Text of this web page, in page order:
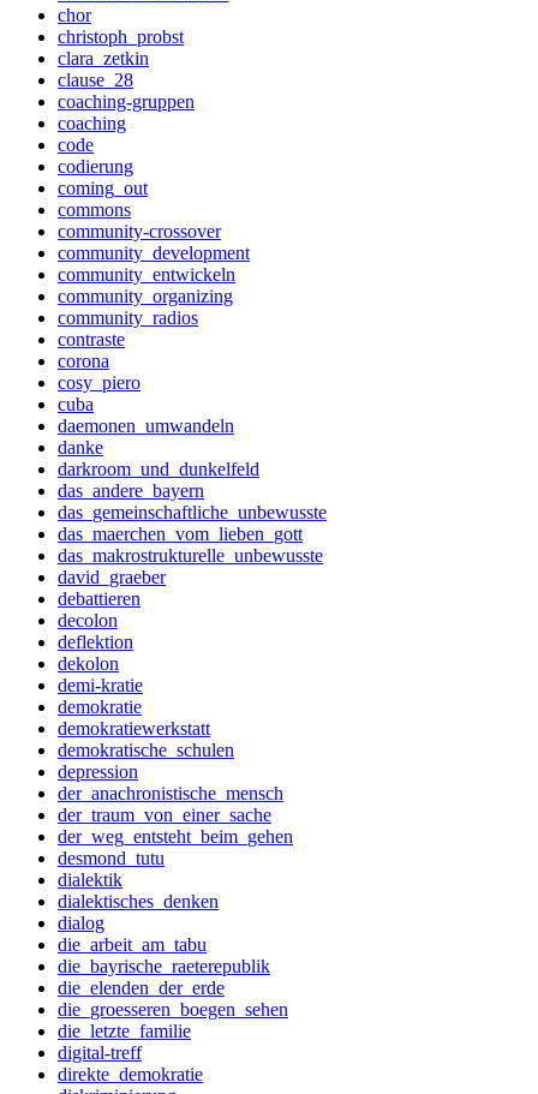
chor
christoph_probst
clara_zetkin
clause_28
coaching-gruppen
coaching
code
codierung
coming_out
commons
community-crossover
community_development
community_entwickeln
community_organizing
community_radios
contraste
corona
cosy_piero
cuba
daemonen_umwandeln
danke
darkroom_und_dunkelfeld
das_andere_bayern
das_gemeinschaftliche_unbewusste
das_maerchen_vom_lieben_gott
das_makrostrukturelle_unbewusste
david_graeber
debattieren
decolon
deflektion
dekolon
demi-kratie
demokratie
demokratiewerkstatt
demokratische_schulen
depression
der_anachronistische_mensch
der_traum_von_einer_sache
der_weg_entsteht_beim_gehen
desmond_tutu
dialektik
dialektisches_denken
dialog
die_arbeit_am_tabu
die_bayrische_raeterepublik
die_elenden_der_erde
die_groesseren_boegen_sehen
die_letzte_familie
digital-treff
direkte_demokratie